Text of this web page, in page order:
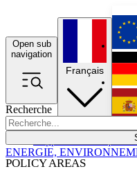
Open sub
navigation
Recherche
POLICY AREAS
Français
ENERGIE,